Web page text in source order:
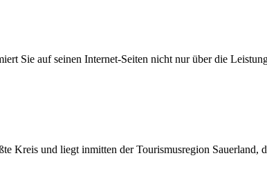
Sie auf seinen Internet-Seiten nicht nur über die
und liegt inmitten der Tourismusregion Sauerland,